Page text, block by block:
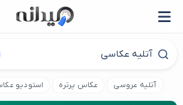
آتلیه عروسی عکاس پرتره استودیو